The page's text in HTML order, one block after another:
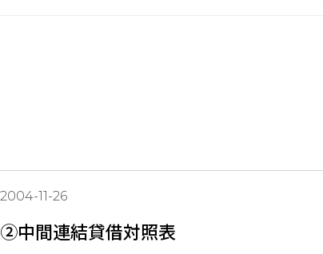
2004-11-26
②中間連結貸借対照表